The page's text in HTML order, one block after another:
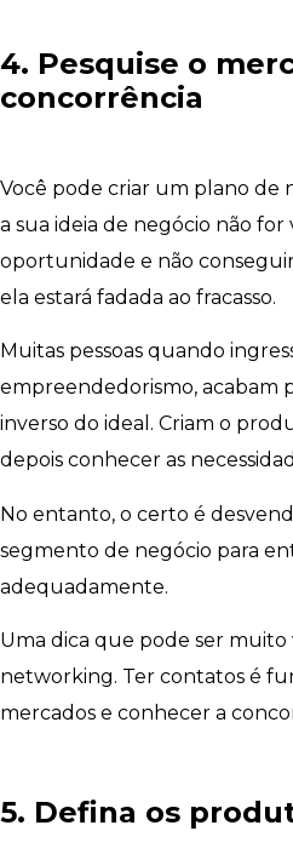
4. Pesquise o
concorrência
Você pode criar um plano de
a sua ideia de negócio não
oportunidade e não
ela estará fadada ao fracasso.
Muitas pessoas quando
empreendedorismo, acabam
inverso do ideal. Criam o
depois conhecer as
No entanto, o certo é
segmento de negócio para
adequadamente.
Uma dica que pode ser
networking. Ter contatos é
mercados e conhecer a
5. Defina os